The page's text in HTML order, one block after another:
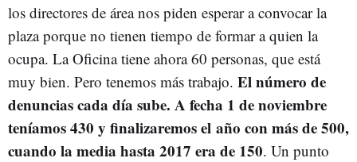
los directores de área nos piden esperar a convocar la
plaza porque no tienen tiempo de formar a quien la
ocupa. La Oficina tiene ahora 60 personas, que está
muy bien. Pero tenemos más trabajo. El número de
denuncias cada día sube. A fecha 1 de noviembre
teníamos 430 y finalizaremos el año con más de 500,
cuando la media hasta 2017 era de 150. Un punto